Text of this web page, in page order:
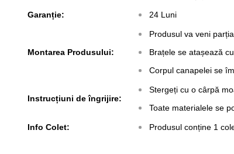
Garanție: 24 Luni
Montarea Produsului:
Produsul va veni
Brațele se atașează
Corpul canapelei se
Instrucțiuni de îngrijire:
Stergeți cu o cârpă
Toate materialele se
Info Colet: Produsul conține 1